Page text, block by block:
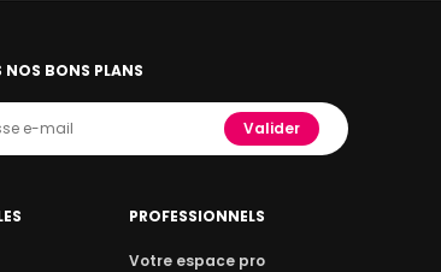
NOS BONS PLANS
Valider
PROFESSIONNELS
Votre espace pro